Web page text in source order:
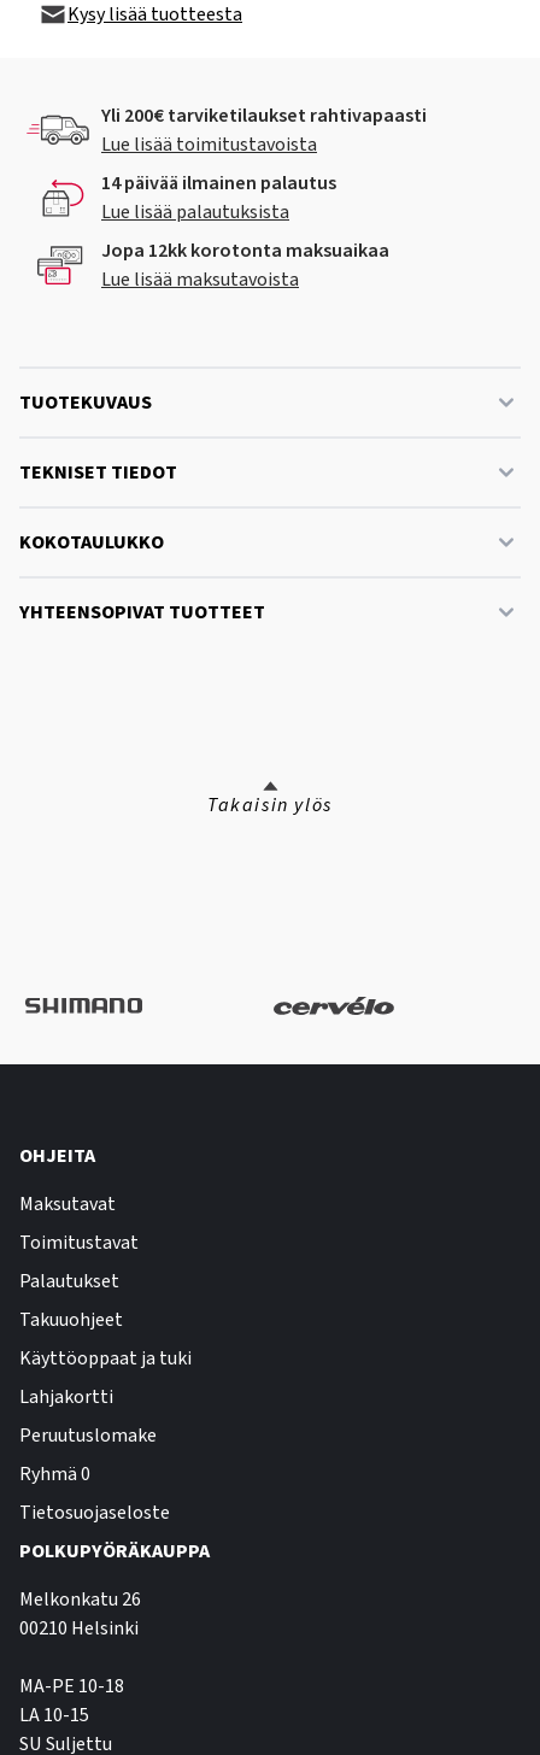
Kysy lisää tuotteesta
Yli 200€ tarviketilaukset rahtivapaasti
Lue lisää toimitustavoista
14 päivää ilmainen palautus
Lue lisää palautuksista
Jopa 12kk korotonta maksuaikaa
Lue lisää maksutavoista
TUOTEKUVAUS
TEKNISET TIEDOT
KOKOTAULUKKO
YHTEENSOPIVAT TUOTTEET
Takaisin ylös
OHJEITA
Maksutavat
Toimitustavat
Palautukset
Takuuohjeet
Käyttöoppaat ja tuki
Lahjakortti
Peruutuslomake
Ryhmä 0
Tietosuojaseloste
POLKUPYÖRÄKAUPPA
Melkonkatu 26
00210 Helsinki
MA-PE 10-18
LA 10-15
SU Suljettu